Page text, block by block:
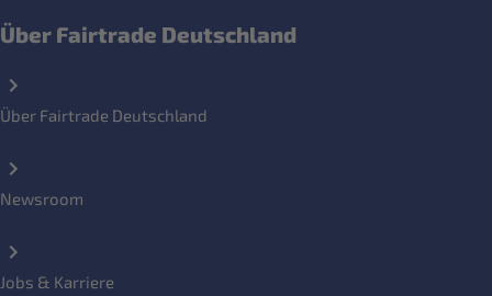
Über Fairtrade Deutschland
Über Fairtrade Deutschland
Newsroom
Jobs & Karriere